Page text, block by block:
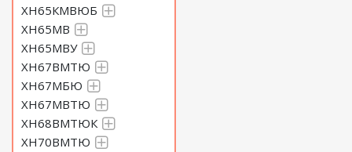
ХН65КМВЮБ
ХН65МВ
ХН65МВУ
ХН67ВМТЮ
ХН67МБЮ
ХН67МВТЮ
ХН68ВМТЮК
ХН70ВМТЮ